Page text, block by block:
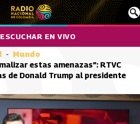
ESCUCHAR EN VIVO
Mundo
estas amenazas”: RTVC
de Donald Trump al presidente